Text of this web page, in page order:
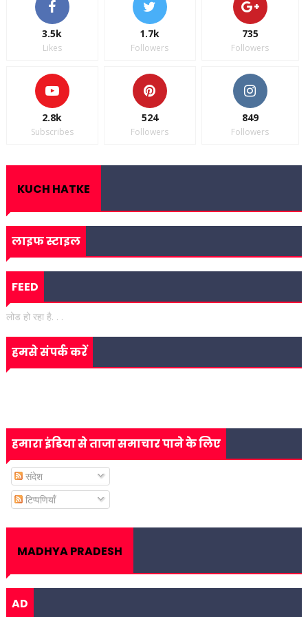
3.5k
Likes
1.7k
Followers
735
Followers
2.8k
Subscribes
524
Followers
849
Followers
KUCH HATKE
लाइफ स्टाइल
FEED
लोड हो रहा है. . .
हमसे संपर्क करें
हमारा इंडिया से ताजा समाचार पाने के लिए
संदेश
टिप्पणियाँ
MADHYA PRADESH
AD